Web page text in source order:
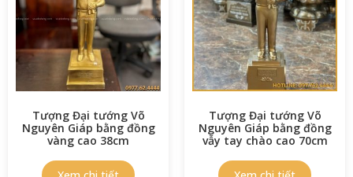
Tượng Đại tướng Võ
Nguyên Giáp bằng đồng
vàng cao 38cm
Tượng Đại tướng Võ
Nguyên Giáp bằng đồng
vẫy tay chào cao 70cm